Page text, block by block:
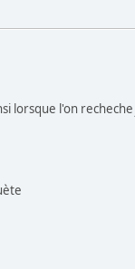
lorsque l'on recheche